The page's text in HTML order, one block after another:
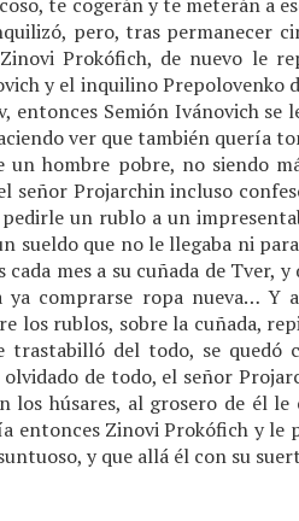
pero, tras permanecer
Prokófich, de nuevo le
y el inquilino Prepolovenko
entonces Semión Ivánovich se
ver que también quería
hombre pobre, no siendo
señor Projarchin incluso
un rublo a un
sueldo que no le llegaba ni
mes a su cuñada de Tver, y
ya comprarse ropa nueva… Y
los rublos, sobre la cuñada,
trastabilló del todo, se quedó
de todo, el señor
los húsares, al grosero de él
entonces Zinovi Prokófich y le
y que allá él con su